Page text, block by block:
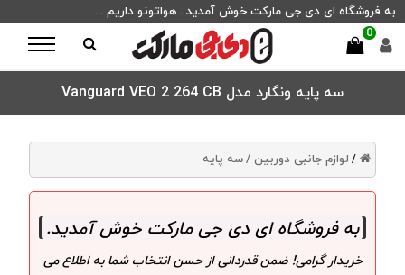
به فروشگاه ای دی جی مارکت خوش آمدید . هواتونو داریم ...
0
سه پایه ونگارد مدل Vanguard VEO 2 264 CB
/ لوازم جانبی دوربین /سه پایه
به فروشگاه ای دی جی مارکت خوش آمدید.
خریدار گرامی! ضمن قدردانی از حسن انتخاب شما به اطلاع می